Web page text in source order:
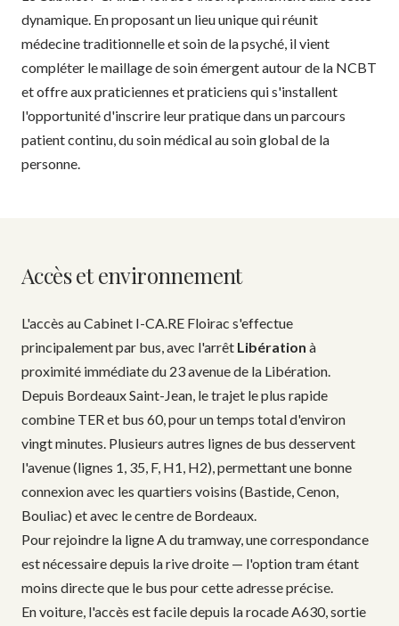
dynamique. En proposant un lieu unique qui réunit
médecine traditionnelle et soin de la psyché, il vient
compléter le maillage de soin émergent autour de la NCBT
et offre aux praticiennes et praticiens qui s'installent
l'opportunité d'inscrire leur pratique dans un parcours
patient continu, du soin médical au soin global de la
personne.
Accès et environnement
L'accès au Cabinet I-CA.RE Floirac s'effectue
principalement par bus, avec l'arrêt Libération à
proximité immédiate du 23 avenue de la Libération.
Depuis Bordeaux Saint-Jean, le trajet le plus rapide
combine TER et bus 60, pour un temps total d'environ
vingt minutes. Plusieurs autres lignes de bus desservent
l'avenue (lignes 1, 35, F, H1, H2), permettant une bonne
connexion avec les quartiers voisins (Bastide, Cenon,
Bouliac) et avec le centre de Bordeaux.
Pour rejoindre la ligne A du tramway, une correspondance
est nécessaire depuis la rive droite — l'option tram étant
moins directe que le bus pour cette adresse précise.
En voiture, l'accès est facile depuis la rocade A630, sortie